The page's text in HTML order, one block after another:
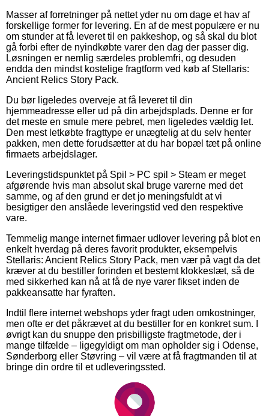
Masser af forretninger på nettet yder nu om dage et hav af
forskellige former for levering. En af de mest populære er nu
om stunder at få leveret til en pakkeshop, og så skal du blot
gå forbi efter de nyindkøbte varer den dag der passer dig.
Løsningen er nemlig særdeles problemfri, og desuden
endda den mindst kostelige fragtform ved køb af Stellaris:
Ancient Relics Story Pack.
Du bør ligeledes overveje at få leveret til din
hjemmeadresse eller ud på din arbejdsplads. Denne er for
det meste en smule mere pebret, men ligeledes vældig let.
Den mest letkøbte fragttype er unægtelig at du selv henter
pakken, men dette forudsætter at du har bopæl tæt på online
firmaets arbejdslager.
Leveringstidspunktet på Spil > PC spil > Steam er meget
afgørende hvis man absolut skal bruge varerne med det
samme, og af den grund er det jo meningsfuldt at vi
besigtiger den anslåede leveringstid ved den respektive
vare.
Temmelig mange internet firmaer udlover levering på blot en
enkelt hverdag på deres favorit produkter, eksempelvis
Stellaris: Ancient Relics Story Pack, men vær på vagt da det
kræver at du bestiller forinden et bestemt klokkeslæt, så de
med sikkerhed kan nå at få de nye varer fikset inden de
pakkeansatte har fyraften.
Indtil flere internet webshops yder fragt uden omkostninger,
men ofte er det påkrævet at du bestiller for en konkret sum. I
øvrigt kan du snuppe den prisbilligste fragtmetode, der i
mange tilfælde – ligegyldigt om man opholder sig i Odense,
Sønderborg eller Støvring – vil være at få fragtmanden til at
bringe din ordre til et udleveringssted.